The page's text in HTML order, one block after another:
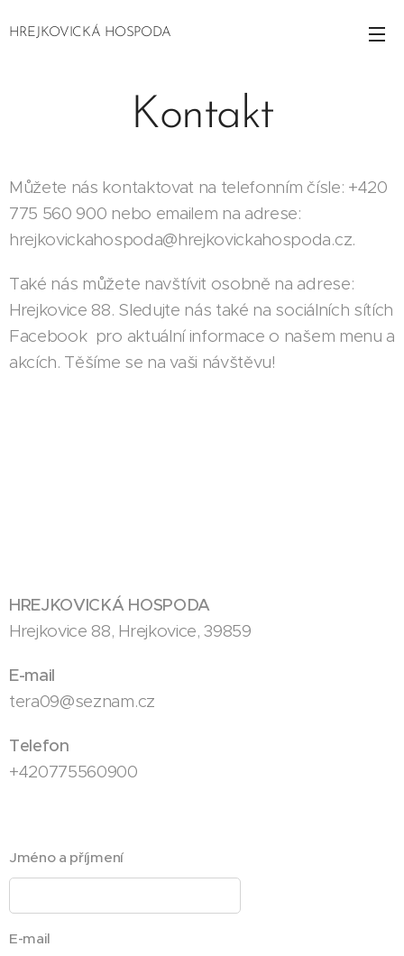
HREJKOVICKÁ HOSPODA
Kontakt
Můžete nás kontaktovat na telefonním čísle: +420
775 560 900 nebo emailem na adrese:
hrejkovickahospoda@hrejkovickahospoda.cz.
Také nás můžete navštívit osobně na adrese:
Hrejkovice 88. Sledujte nás také na sociálních sítích
Facebook pro aktuální informace o našem menu a
akcích. Těšíme se na vaši návštěvu!
HREJKOVICKÁ HOSPODA
Hrejkovice 88, Hrejkovice, 39859
E-mail
tera09@seznam.cz
Telefon
+420775560900
Jméno a příjmení
E-mail